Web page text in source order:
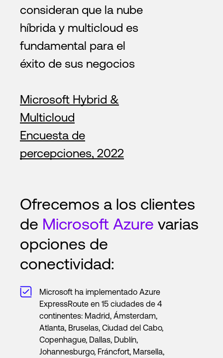
consideran que la nube
híbrida y multicloud es
fundamental para el
éxito de sus negocios
Microsoft Hybrid &
Multicloud
Encuesta de
percepciones, 2022
Ofrecemos a los clientes
de Microsoft Azure varias
opciones de
conectividad:
Microsoft ha implementado Azure
ExpressRoute en 15 ciudades de 4
continentes: Madrid, Ámsterdam,
Atlanta, Bruselas, Ciudad del Cabo,
Copenhague, Dallas, Dublín,
Johannesburgo, Fráncfort, Marsella,